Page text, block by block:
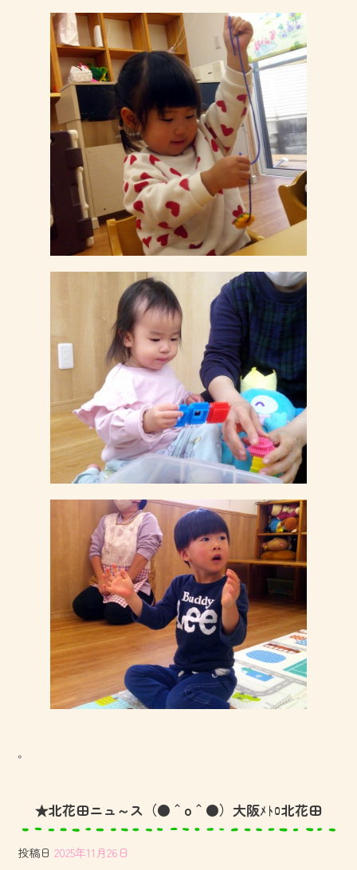
。
★北花田ニュ～ス（●＾o＾●）大阪ﾒﾄﾛ北花田
投稿日 2025年11月26日